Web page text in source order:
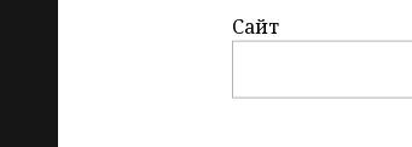
Сайт